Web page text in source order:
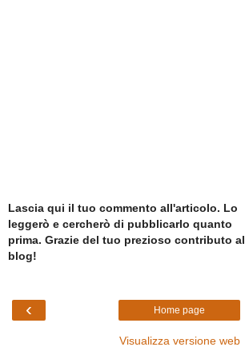
Lascia qui il tuo commento all'articolo. Lo
leggerò e cercherò di pubblicarlo quanto
prima. Grazie del tuo prezioso contributo al
blog!
‹ Home page
Visualizza versione web